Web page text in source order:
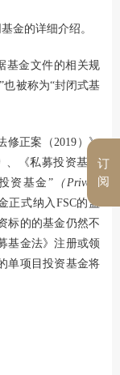
金的详细介绍。
基金文件的相关规
也被称为“封闭式基
修正案（2019）》
、《私募投资基金
资基金”（Private
式纳入FSC的监
标的的基金仍然不
基金法》注册或领
单项目投资基金将
订
阅